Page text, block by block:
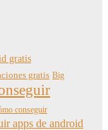
gratis
gratis Big
conseguir
apps de android